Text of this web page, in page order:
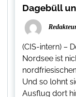
Dagebüll
(CIS-intern) –
Nordsee ist
Und so lohnt
Ausflug dort